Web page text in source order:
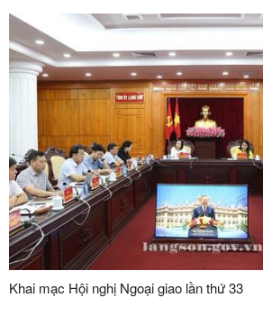
phục vụ giải phóng mặt bằng dự án Khu
Sơn
Khai mạc Hội nghị Ngoại giao lần thứ 33